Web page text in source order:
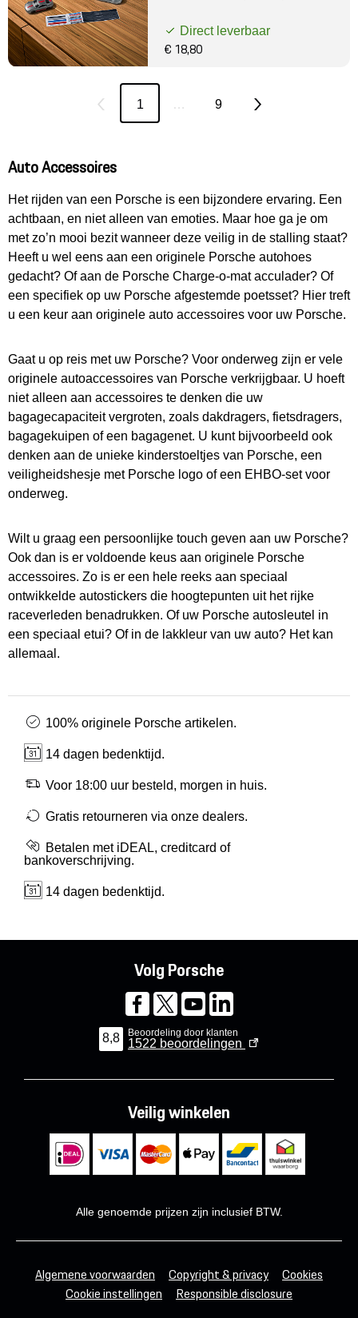
Direct leverbaar
€ 18,80
1 … 9
Auto Accessoires
Het rijden van een Porsche is een bijzondere ervaring. Een
achtbaan, en niet alleen van emoties. Maar hoe ga je om
met zo’n mooi bezit wanneer deze veilig in de stalling staat?
Heeft u wel eens aan een originele Porsche autohoes
gedacht? Of aan de Porsche Charge-o-mat acculader? Of
een specifiek op uw Porsche afgestemde poetsset? Hier treft
u een keur aan originele auto accessoires voor uw Porsche.
Gaat u op reis met uw Porsche? Voor onderweg zijn er vele
originele autoaccessoires van Porsche verkrijgbaar. U hoeft
niet alleen aan accessoires te denken die uw
bagagecapaciteit vergroten, zoals dakdragers, fietsdragers,
bagagekuipen of een bagagenet. U kunt bijvoorbeeld ook
denken aan de unieke kinderstoeltjes van Porsche, een
veiligheidshesje met Porsche logo of een EHBO-set voor
onderweg.
Wilt u graag een persoonlijke touch geven aan uw Porsche?
Ook dan is er voldoende keus aan originele Porsche
accessoires. Zo is er een hele reeks aan speciaal
ontwikkelde autostickers die hoogtepunten uit het rijke
raceverleden benadrukken. Of uw Porsche autosleutel in
een speciaal etui? Of in de lakkleur van uw auto? Het kan
allemaal.
100% originele Porsche artikelen.
14 dagen bedenktijd.
Voor 18:00 uur besteld, morgen in huis.
Gratis retourneren via onze dealers.
Betalen met iDEAL, creditcard of
bankoverschrijving.
14 dagen bedenktijd.
Volg Porsche
8,8 Beoordeling door klanten
1522 beoordelingen
Veilig winkelen
Alle genoemde prijzen zijn inclusief BTW.
Algemene voorwaarden Copyright & privacy
Cookies
Cookie instellingen
Responsible disclosure